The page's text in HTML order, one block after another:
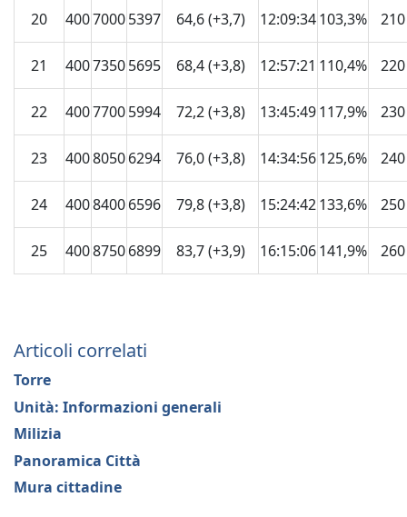
20 40070005397 64,6 (+3,7) 12:09:34103,3% 210
21 40073505695 68,4 (+3,8) 12:57:21 110,4% 220
22 40077005994 72,2 (+3,8) 13:45:49117,9% 230
23 40080506294 76,0 (+3,8) 14:34:56125,6% 240
24 40084006596 79,8 (+3,8) 15:24:42133,6% 250
25 40087506899 83,7 (+3,9) 16:15:06141,9% 260
Articoli correlati
Torre
Unità: Informazioni generali
Milizia
Panoramica Città
Mura cittadine